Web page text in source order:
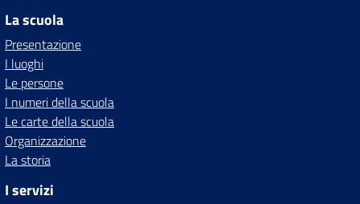
La scuola
Presentazione
I luoghi
Le persone
I numeri della scuola
Le carte della scuola
Organizzazione
La storia
I servizi